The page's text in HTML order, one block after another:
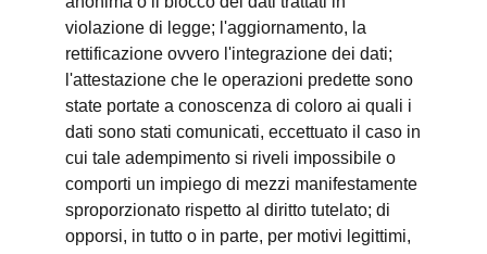
violazione di legge; l'aggiornamento, la
rettificazione ovvero l'integrazione dei dati;
l'attestazione che le operazioni predette sono
state portate a conoscenza di coloro ai quali i
dati sono stati comunicati, eccettuato il caso in
cui tale adempimento si riveli impossibile o
comporti un impiego di mezzi manifestamente
sproporzionato rispetto al diritto tutelato; di
opporsi, in tutto o in parte, per motivi legittimi,